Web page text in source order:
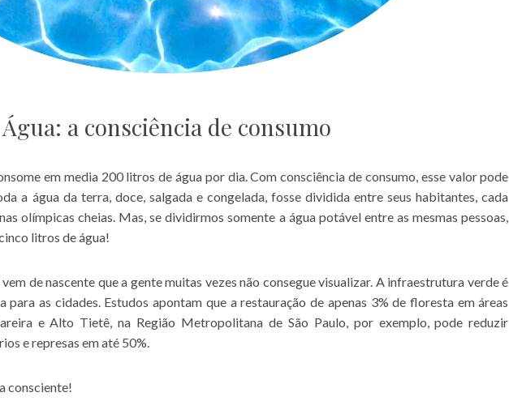
Água: a consciência de consumo
em media 200 litros de água por dia. Com consciência de consumo, esse valor pode
a água da terra, doce, salgada e congelada, fosse dividida entre seus habitantes, cada
olímpicas cheias. Mas, se dividirmos somente a água potável entre as mesmas pessoas,
litros de água!
de nascente que a gente muitas vezes não consegue visualizar. A infraestrutura verde é
as cidades. Estudos apontam que a restauração de apenas 3% de floresta em áreas
e Alto Tietê, na Região Metropolitana de São Paulo, por exemplo, pode reduzir
e represas em até 50%.
consciente!